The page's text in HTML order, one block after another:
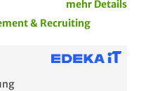
mehr Details
& Recruiting